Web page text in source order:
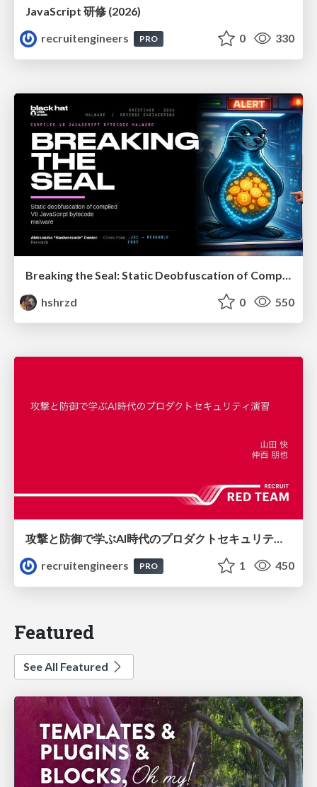
JavaScript 研修 (2026)
recruitengineers
PRO 0 330
hshrzd
0 550
攻撃と防御で学ぶAI時代のプロダクトセキュリティ演習
recruitengineers
PRO 1 450
Featured
See All Featured